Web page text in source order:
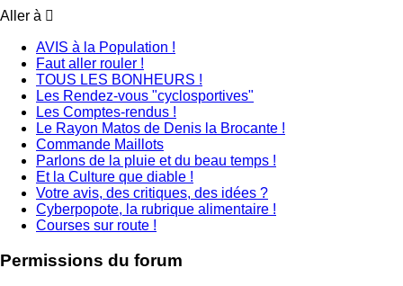
Aller à
AVIS à la Population !
Faut aller rouler !
TOUS LES BONHEURS !
Les Rendez-vous "cyclosportives"
Les Comptes-rendus !
Le Rayon Matos de Denis la Brocante !
Commande Maillots
Parlons de la pluie et du beau temps !
Et la Culture que diable !
Votre avis, des critiques, des idées ?
Cyberpopote, la rubrique alimentaire !
Courses sur route !
Permissions du forum